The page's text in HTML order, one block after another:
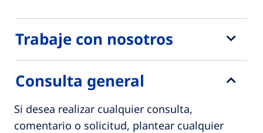
Trabaje con nosotros
Consulta general
Si desea realizar cualquier consulta,
comentario o solicitud, plantear cualquier